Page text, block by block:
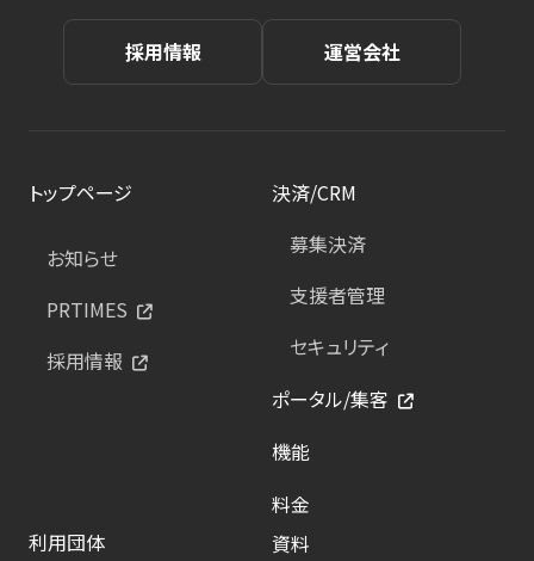
採用情報 運営会社
トップページ
お知らせ
PRTIMES
採用情報
決済/CRM
募集決済
支援者管理
セキュリティ
ポータル/集客
機能
料金
利用団体
資料